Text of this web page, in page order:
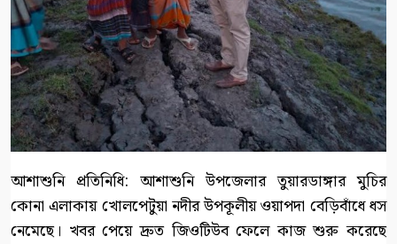
আশাশুনি প্রতিনিধি: আশাশুনি উপজেলার তুয়ারডাঙ্গার মুচির
কোনা এলাকায় খোলপেটুয়া নদীর উপকূলীয় ওয়াপদা বেড়িবাঁধে ধস
নেমেছে। খবর পেয়ে দ্রুত জিওটিউব ফেলে কাজ শুরু করেছে